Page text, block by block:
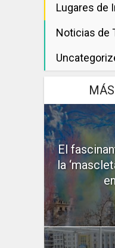
Lugares de
Noticias de
El
la